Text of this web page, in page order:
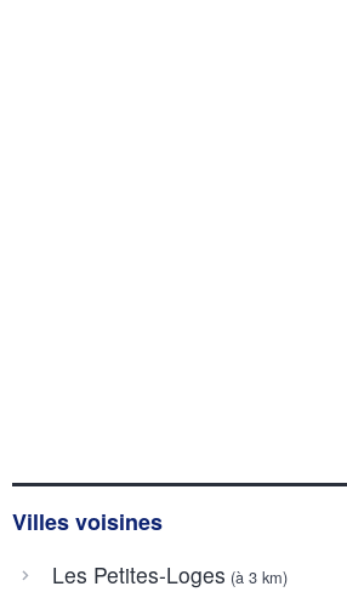
Villes voisines
Les Petites-Loges (à 3 km)